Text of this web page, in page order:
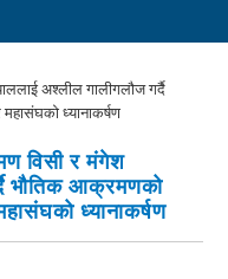
अश्लील गालीगलौज गर्दै
ध्यानाकर्षण
विसी र मंगेश
भौतिक आक्रमणको
ध्यानाकर्षण